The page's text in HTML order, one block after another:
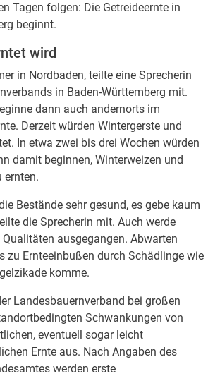
Tagen folgen: Die Getreideernte in
beginnt.
wird
in Nordbaden, teilte eine Sprecherin
in Baden-Württemberg mit.
dann auch andernorts im
Derzeit würden Wintergerste und
In etwa zwei bis drei Wochen würden
damit beginnen, Winterweizen und
ernten.
Bestände sehr gesund, es gebe kaum
die Sprecherin mit. Auch werde
ausgegangen. Abwarten
zu Ernteeinbußen durch Schädlinge wie
komme.
Landesbauernverband bei großen
Schwankungen von
eventuell sogar leicht
Ernte aus. Nach Angaben des
werden erste